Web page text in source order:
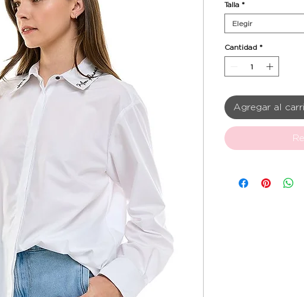
Talla *
Elegir
Cantidad *
Agregar al